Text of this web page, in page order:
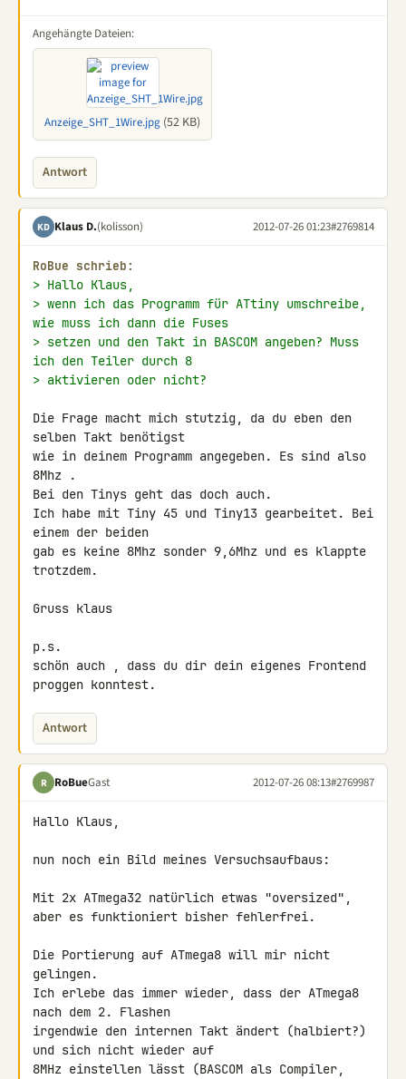
Angehängte Dateien:
Anzeige_SHT_1Wire.jpg (52 KB)
Antwort
KD Klaus D.(kolisson) 2012-07-26 01:23#2769814
RoBue schrieb:
> Hallo Klaus,
> wenn ich das Programm für ATtiny umschreibe,
wie muss ich dann die Fuses
> setzen und den Takt in BASCOM angeben? Muss
ich den Teiler durch 8
> aktivieren oder nicht?
Die Frage macht mich stutzig, da du eben den
selben Takt benötigst
wie in deinem Programm angegeben. Es sind also
8Mhz .
Bei den Tinys geht das doch auch.
Ich habe mit Tiny 45 und Tiny13 gearbeitet. Bei
einem der beiden
gab es keine 8Mhz sonder 9,6Mhz und es klappte
trotzdem.
Gruss klaus
p.s.
schön auch , dass du dir dein eigenes Frontend
proggen konntest.
Antwort
R RoBueGast 2012-07-26 08:13#2769987
Hallo Klaus,
nun noch ein Bild meines Versuchsaufbaus:
Mit 2x ATmega32 natürlich etwas "oversized",
aber es funktioniert bisher fehlerfrei.
Die Portierung auf ATmega8 will mir nicht
gelingen.
Ich erlebe das immer wieder, dass der ATmega8
nach dem 2. Flashen
irgendwie den internen Takt ändert (halbiert?)
und sich nicht wieder auf
8MHz einstellen lässt (BASCOM als Compiler,